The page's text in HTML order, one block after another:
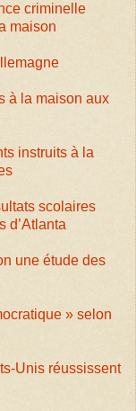
criminelle
maison
à la maison aux
instruits à la
scolaires
d’Atlanta
une étude des
» selon
Unis réussissent